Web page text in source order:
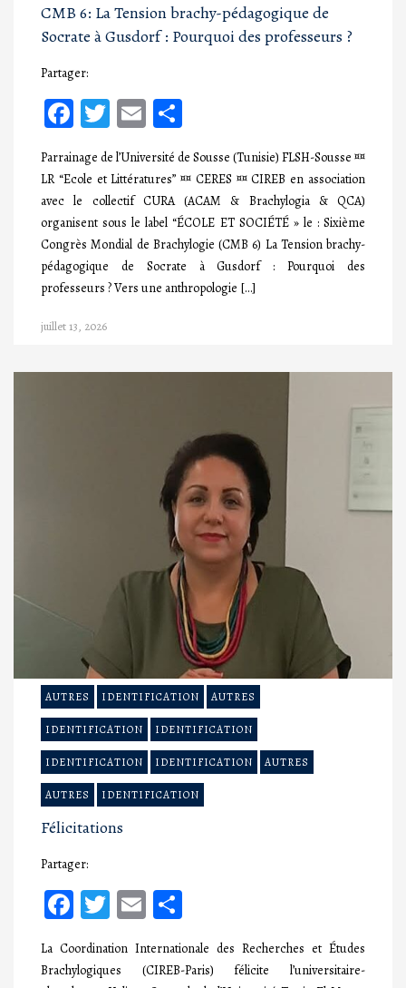
CMB 6: La Tension brachy-pédagogique de
Socrate à Gusdorf : Pourquoi des professeurs ?
Partager:
Facebook
Twitter
Email
Parrainage de l’Université de Sousse (Tunisie) FLSH-Sousse ¤¤
LR “Ecole et Littératures” ¤¤ CERES ¤¤ CIREB en association
avec le collectif CURA (ACAM & Brachylogia & QCA)
organisent sous le label “ÉCOLE ET SOCIÉTÉ » le : Sixième
Congrès Mondial de Brachylogie (CMB 6) La Tension brachy-
pédagogique de Socrate à Gusdorf : Pourquoi des
professeurs ? Vers une anthropologie […]
juillet 13, 2026
AUTRES IDENTIFICATION AUTRES
IDENTIFICATION IDENTIFICATION
IDENTIFICATION IDENTIFICATION AUTRES
AUTRES IDENTIFICATION
Félicitations
Partager:
Facebook
Twitter
Email
La Coordination Internationale des Recherches et Études
Brachylogiques (CIREB-Paris) félicite l’universitaire-